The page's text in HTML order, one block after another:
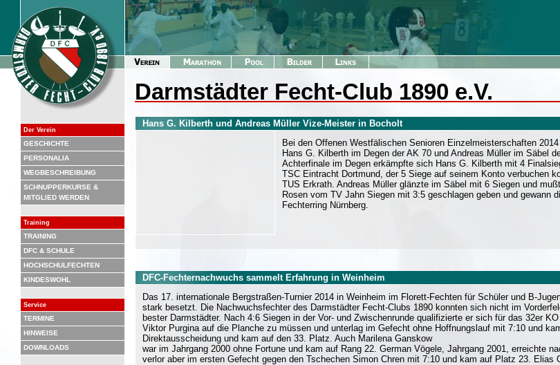
Der Verein
GESCHICHTE
PERSONALIA
WEGBESCHREIBUNG
SCHNUPPERKURSE &
MITGLIED WERDEN
Training
TRAINING
DFC & SCHULE
HOCHSCHULFECHTEN
KINDESWOHL
Service
TERMINE
HINWEISE
DOWNLOADS
Darmstädter Fecht-Club 1890 e.V.
Hans G. Kilberth und Andreas Müller Vize-Meister in Bocholt
Bei den Offenen Westfälischen Senioren Einzelmeisterschaften
Hans G. Kilberth im Degen der AK 70 und Andreas Müller im Säbel
Achterfinale im Degen erkämpfte sich Hans G. Kilberth mit 4
TSC Eintracht Dortmund, der 5 Siege auf seinem Konto verbuchen
TUS Erkrath. Andreas Müller glänzte im Säbel mit 6 Siegen und
Rosen vom TV Jahn Siegen mit 3:5 geschlagen geben und gewann
Fechterring Nürnberg.
DFC-Fechternachwuchs sammelt Erfahrung in Weinheim
Das 17. internationale Bergstraßen-Turnier 2014 in Weinheim im Florett-Fechten für Schüler und B-
stark besetzt. Die Nachwuchsfechter des Darmstädter Fecht-Clubs 1890 konnten sich nicht im
bester Darmstädter. Nach 4:6 Siegen in der Vor- und Zwischenrunde qualifizierte er sich für das 32er
Viktor Purgina auf die Planche zu müssen und unterlag im Gefecht ohne Hoffnungslauf mit 7:10 und
Direktausscheidung und kam auf den 33. Platz. Auch Marilena Ganskow
war im Jahrgang 2000 ohne Fortune und kam auf Rang 22. German Vögele, Jahrgang 2001, erreichte
verlor aber im ersten Gefecht gegen den Tschechen Simon Chren mit 7:10 und kam auf Platz 23.